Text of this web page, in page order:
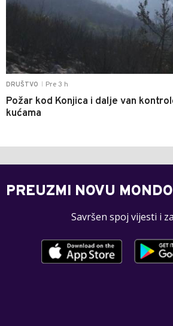
DRUŠTVO Pre 3 h
Požar kod Konjica i dalje van
kućama
PREUZMI NOVU
Savršen spoj vijesti i